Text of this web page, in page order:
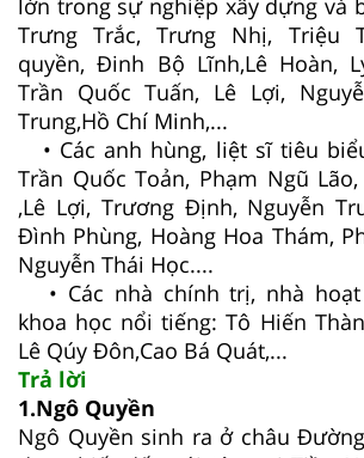
Trưng Trắc, Trưng Nhị, Triệu
quyền, Đinh Bộ Lĩnh,Lê Hoàn,
Trần Quốc Tuấn, Lê Lợi,
Trung,Hồ Chí Minh,...
• Các anh hùng, liệt sĩ tiêu
Trần Quốc Toản, Phạm Ngũ Lão,
,Lê Lợi, Trương Định, Nguyễn
Đình Phùng, Hoàng Hoa Thám,
Nguyễn Thái Học....
• Các nhà chính trị, nhà hoạt
khoa học nổi tiếng: Tô Hiến
Lê Qúy Đôn,Cao Bá Quát,...
Trả lời
1.Ngô Quyền
Ngô Quyền sinh ra ở châu